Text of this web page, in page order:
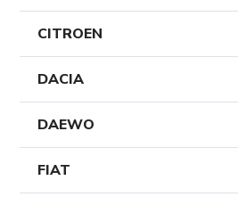
CITROEN
DACIA
DAEWO
FIAT